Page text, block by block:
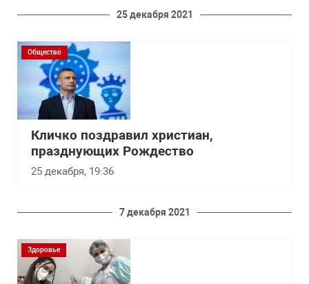
25 декабря 2021
Общество
Кличко поздравил христиан,
празднующих Рождество
25 декабря, 19:36
7 декабря 2021
Здоровье